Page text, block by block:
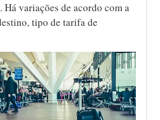
Há variações de acordo com a
tipo de tarifa de